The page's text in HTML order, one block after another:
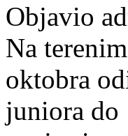
Objavio
Na
oktobra
juniora